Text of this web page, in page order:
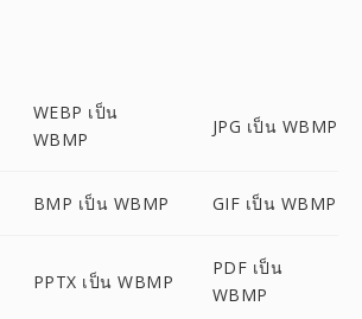
WEBP เป็น
WBMP
JPG เป็น WBMP
BMP เป็น WBMP GIF เป็น WBMP
PPTX เป็น WBMP
PDF เป็น
WBMP